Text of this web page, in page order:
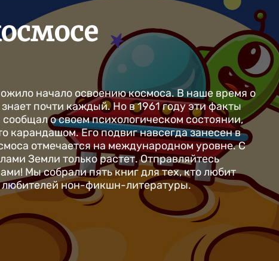
начало освоению космоса. В наше время о
почти каждый. Но в 1961 году эти факты
о своем психологическом состоянии,
карандашом. Его подвиг навсегда занесен в
отмечается на международном уровне. С
Земли только растет. Отправляйтесь
Мы собрали пять книг для тех, кто любит
любителей нон-фикшн-литературы.